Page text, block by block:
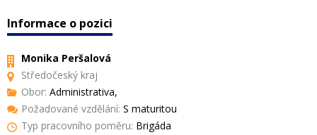
Informace o pozici
Monika Peršalová
Středočeský kraj
Obor: Administrativa,
Požadované vzdělání: S maturitou
Typ pracovního poměru: Brigáda